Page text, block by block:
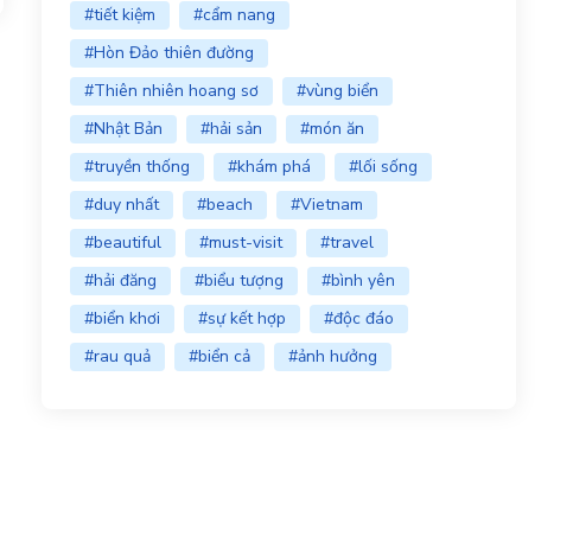
#tiết kiệm
#cẩm nang
#Hòn Đảo thiên đường
#Thiên nhiên hoang sơ
#vùng biển
#Nhật Bản
#hải sản
#món ăn
#truyền thống
#khám phá
#lối sống
#duy nhất
#beach
#Vietnam
#beautiful
#must-visit
#travel
#hải đăng
#biểu tượng
#bình yên
#biển khơi
#sự kết hợp
#độc đáo
#rau quả
#biển cả #ảnh hưởng